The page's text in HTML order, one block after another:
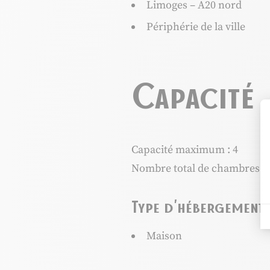
Limoges – A20 nord
Périphérie de la ville
Capacité
Capacité maximum : 4
Nombre total de chambres :
Type d'hébergement
Maison